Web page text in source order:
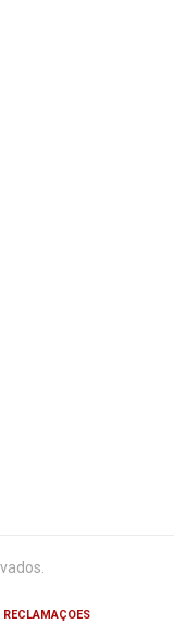
RECLAMAÇOES